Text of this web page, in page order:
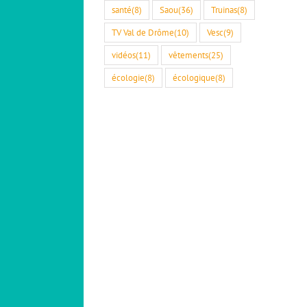
santé(8) Saou(36) Truinas(8)
TV Val de Drôme(10) Vesc(9)
vidéos(11) vêtements(25)
écologie(8) écologique(8)